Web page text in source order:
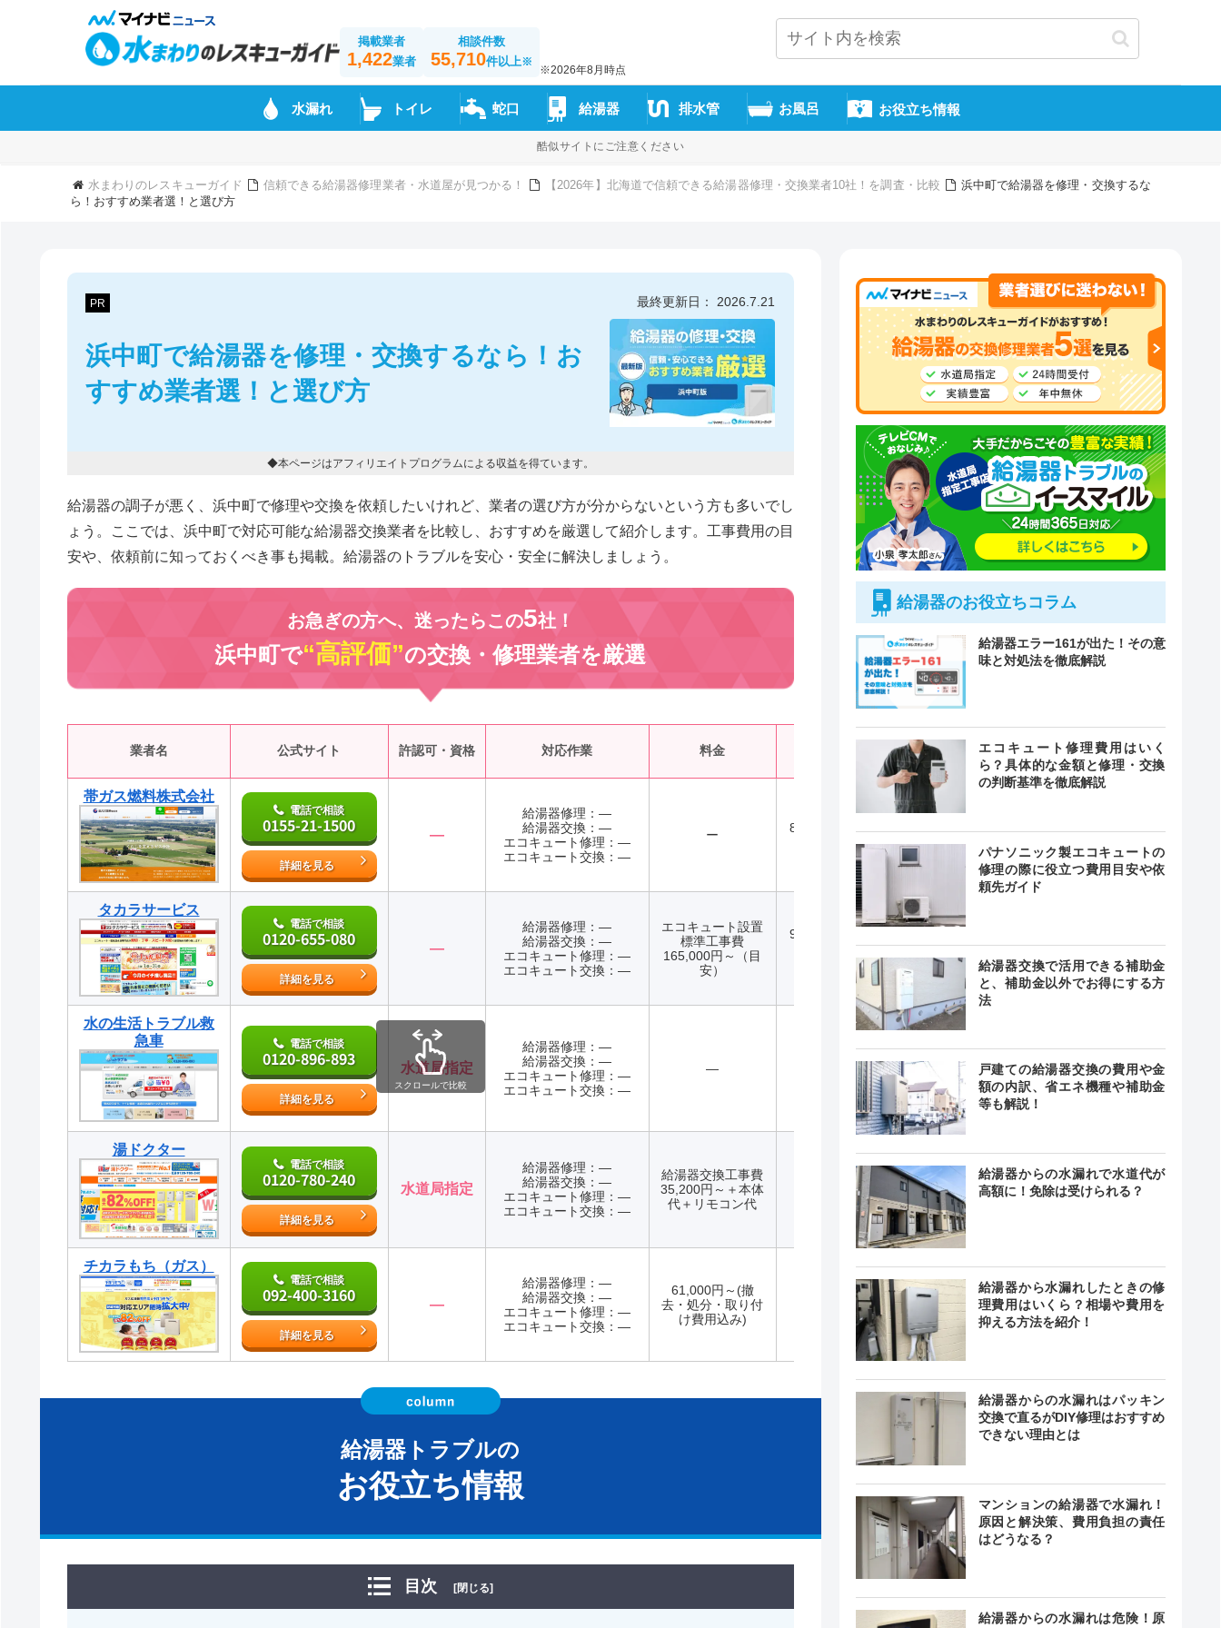
掲載業者
1,422業者
相談件数
55,710件以上※
※2026年8月時点
水漏れ トイレ 蛇口 給湯器 排水管 お風呂 お役立ち情報
酷似サイトにご注意ください
水まわりのレスキューガイド 信頼できる給湯器修理業者・水道屋が見つかる！ 【2026年】北海道で信頼できる給湯器修理・交換業者10社！を調査・比較
浜中町で給湯器を修理・交換するな
ら！おすすめ業者選！と選び方
PR
浜中町で給湯器を修理・交換するなら！お
すすめ業者選！と選び方
最終更新日： 2026.7.21
◆本ページはアフィリエイトプログラムによる収益を得ています。
給湯器の調子が悪く、浜中町で修理や交換を依頼したいけれど、業者の選び方が分からないという方も多いでし
ょう。ここでは、浜中町で対応可能な給湯器交換業者を比較し、おすすめを厳選して紹介します。工事費用の目
安や、依頼前に知っておくべき事も掲載。給湯器のトラブルを安心・安全に解決しましょう。
お急ぎの方へ、迷ったらこの5社！
浜中町で“高評価”の交換・修理業者を厳選
業者名 公式サイト 許認可・資格 対応作業 料金 緊急駆けつけ
帯ガス燃料株式会社
電話で相談
0155-21-1500
詳細を見る
―
給湯器修理：―
給湯器交換：―
エコキュート修理：―
エコキュート交換：―
ー
8:30～17:00
ー
タカラサービス
電話で相談
0120-655-080
詳細を見る
―
給湯器修理：―
給湯器交換：―
エコキュート修理：―
エコキュート交換：―
エコキュート設置
標準工事費
165,000円～（目
安）
9:00〜18:00
日曜日、祝
―
水の生活トラブル救
急車
電話で相談
0120-896-893
詳細を見る
水道局指定
給湯器修理：―
給湯器交換：―
エコキュート修理：―
エコキュート交換：―
― 最短30分
湯ドクター
電話で相談
0120-780-240
詳細を見る
水道局指定
給湯器修理：―
給湯器交換：―
エコキュート修理：―
エコキュート交換：―
給湯器交換工事費
35,200円～＋本体
代＋リモコン代
記載なし
チカラもち（ガス）
電話で相談
092-400-3160
詳細を見る
―
給湯器修理：―
給湯器交換：―
エコキュート修理：―
エコキュート交換：―
61,000円～(撤
去・処分・取り付
け費用込み)
スクロールで比較
給湯器トラブルの
お役立ち情報
目次 [閉じる]
給湯器のお役立ちコラム
給湯器エラー161が出た！その意
味と対処法を徹底解説
エコキュート修理費用はいく
ら？具体的な金額と修理・交換
の判断基準を徹底解説
パナソニック製エコキュートの
修理の際に役立つ費用目安や依
頼先ガイド
給湯器交換で活用できる補助金
と、補助金以外でお得にする方
法
戸建ての給湯器交換の費用や金
額の内訳、省エネ機種や補助金
等も解説！
給湯器からの水漏れで水道代が
高額に！免除は受けられる？
給湯器から水漏れしたときの修
理費用はいくら？相場や費用を
抑える方法を紹介！
給湯器からの水漏れはパッキン
交換で直るがDIY修理はおすすめ
できない理由とは
マンションの給湯器で水漏れ！
原因と解決策、費用負担の責任
はどうなる？
給湯器からの水漏れは危険！原